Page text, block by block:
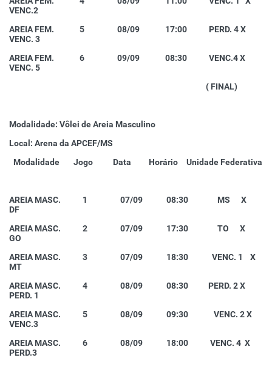
VENC.2
AREIA FEM. 5 08/09 17:00 PERD. 4 X
VENC. 3
AREIA FEM. 6 09/09 08:30 VENC.4 X
VENC. 5
( FINAL)
Modalidade: Vôlei de Areia Masculino
Local: Arena da APCEF/MS
Modalidade
Jogo Data Horário Unidade Federativa
AREIA MASC. 1 07/09 08:30 MS X
DF
AREIA MASC. 2 07/09 17:30 TO X
GO
AREIA MASC. 3 07/09 18:30 VENC. 1 X
MT
AREIA MASC. 4 08/09 08:30 PERD. 2 X
PERD. 1
AREIA MASC. 5 08/09 09:30 VENC. 2 X
VENC.3
AREIA MASC. 6 08/09 18:00 VENC. 4 X
PERD.3